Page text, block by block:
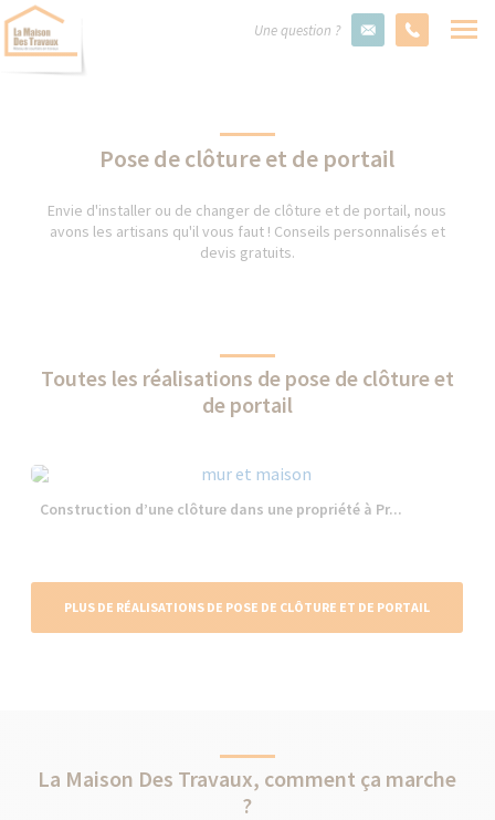
Une question ?
Pose de clôture et de portail
Envie d'installer ou de changer de clôture et de portail, nous
avons les artisans qu'il vous faut ! Conseils personnalisés et
devis gratuits.
Toutes les réalisations de pose de clôture et
de portail
Construction d’une clôture dans une propriété à Pr...
PLUS DE RÉALISATIONS DE POSE DE CLÔTURE ET DE PORTAIL
La Maison Des Travaux, comment ça marche
?